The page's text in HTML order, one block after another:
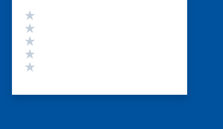
Valutazione